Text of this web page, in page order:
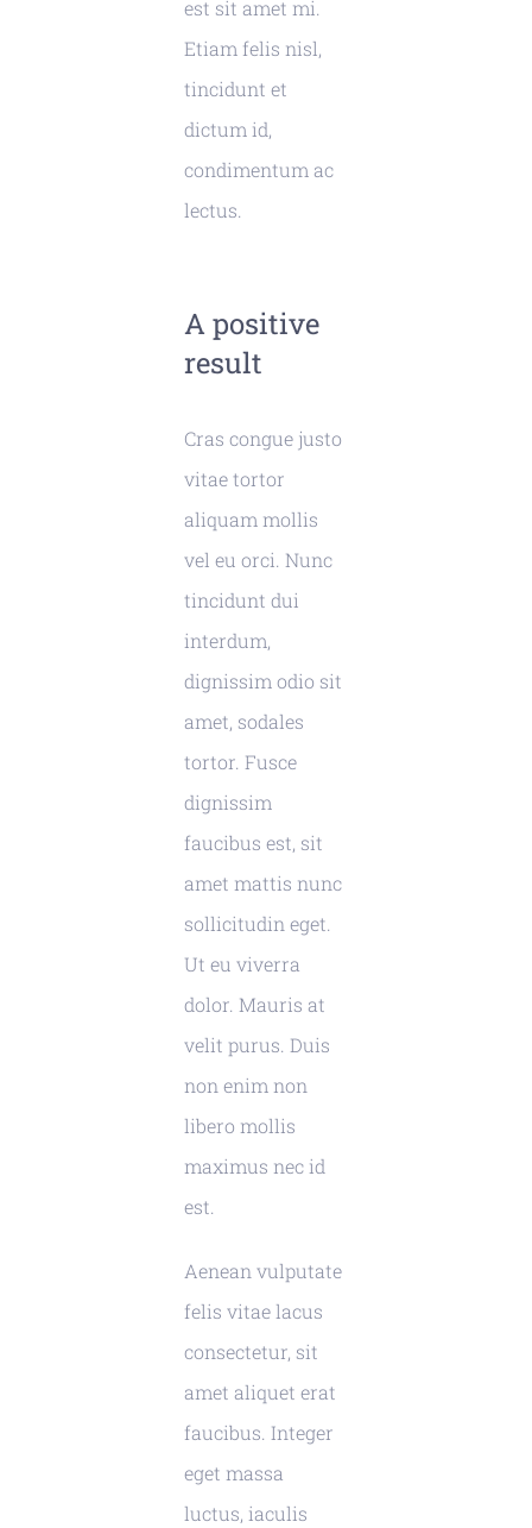
est sit amet mi.
Etiam felis nisl,
tincidunt et
dictum id,
condimentum ac
lectus.
A positive
result
Cras congue justo
vitae tortor
aliquam mollis
vel eu orci. Nunc
tincidunt dui
interdum,
dignissim odio sit
amet, sodales
tortor. Fusce
dignissim
faucibus est, sit
amet mattis nunc
sollicitudin eget.
Ut eu viverra
dolor. Mauris at
velit purus. Duis
non enim non
libero mollis
maximus nec id
est.
Aenean vulputate
felis vitae lacus
consectetur, sit
amet aliquet erat
faucibus. Integer
eget massa
luctus, iaculis